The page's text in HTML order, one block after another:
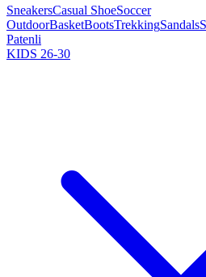
SneakersCasual ShoeSoccer
OutdoorBasketBootsTrekkingSandals
Patenli
KIDS 26-30